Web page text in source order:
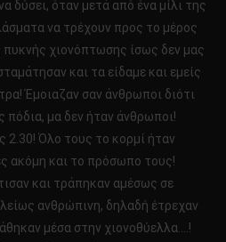
δύσει, όταν μετά από ένα μίλι της
να τρέχουν προς το μέρος
πυκνής χιονόπτωσης ίσως δεν μας
και τα είδαμε και εμείς
Έμοιαζαν σαν άνθρωποι διότι
πόδια, μα δεν ήταν άνθρωποι!
2.30! Όλο τους το κορμί ήταν
ακόμη και το πρόσωπο τους!
και τράπηκαν αμέσως σε
ανθρώπινη, δηλαδή έτρεχαν
μέσα στην χιονοθύελλα….!